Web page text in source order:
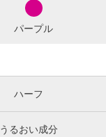
パープル
ハーフ
うるおい成分